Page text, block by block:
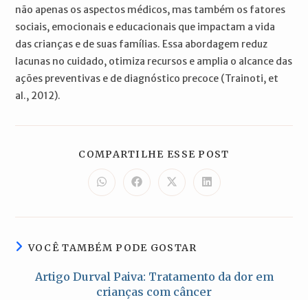
não apenas os aspectos médicos, mas também os fatores
sociais, emocionais e educacionais que impactam a vida
das crianças e de suas famílias. Essa abordagem reduz
lacunas no cuidado, otimiza recursos e amplia o alcance das
ações preventivas e de diagnóstico precoce (Trainoti, et
al., 2012).
COMPARTILHE ESSE POST
Abre
em
nova
Abre
em
nova
Abre
em
nova
Abre
em
nova
VOCÊ TAMBÉM PODE GOSTAR
Artigo Durval Paiva: Tratamento da dor em
crianças com câncer